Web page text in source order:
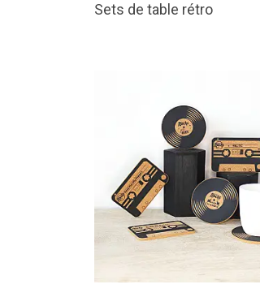
Sets de table rétro